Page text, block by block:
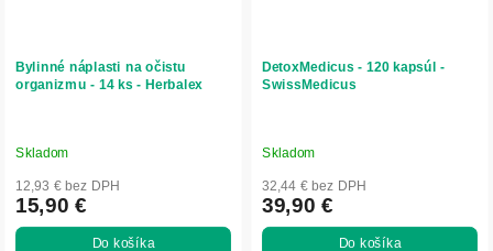
Bylinné náplasti na očistu
organizmu - 14 ks - Herbalex
Skladom
12,93 € bez DPH
15,90 €
Do košíka
DetoxMedicus - 120 kapsúl -
SwissMedicus
Skladom
32,44 € bez DPH
39,90 €
Do košíka